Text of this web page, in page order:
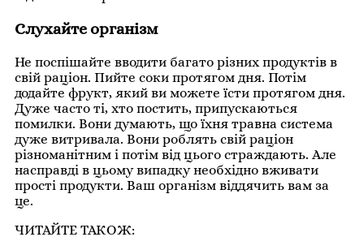
Слухайте організм
Не поспішайте вводити багато різних продуктів в
свій раціон. Пийте соки протягом дня. Потім
додайте фрукт, який ви можете їсти протягом дня.
Дуже часто ті, хто постить, припускаються
помилки. Вони думають, що їхня травна система
дуже витривала. Вони роблять свій раціон
різноманітним і потім від цього страждають. Але
насправді в цьому випадку необхідно вживати
прості продукти. Ваш організм віддячить вам за
це.
ЧИТАЙТЕ ТАКОЖ: